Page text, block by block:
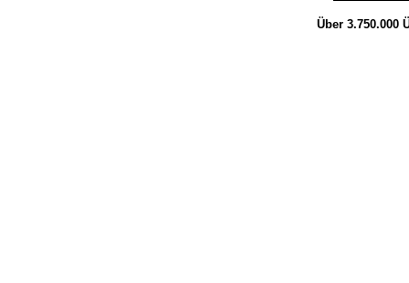
Über 3.750.000